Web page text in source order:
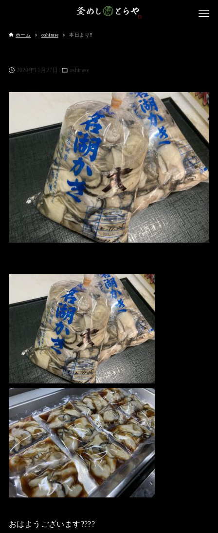
ホーム oshirase 本日より‼️
2020年11月27日 oshirase
おはようございます????